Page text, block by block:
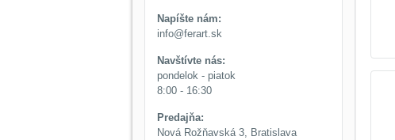
Napíšte nám:
info@ferart.sk
Navštívte nás:
pondelok - piatok
8:00 - 16:30
Predajňa:
Nová Rožňavská 3, Bratislava